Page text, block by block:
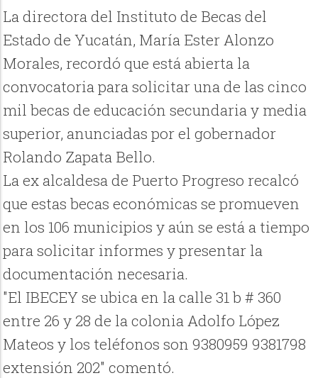
La directora del Instituto de Becas del
Estado de Yucatán, María Ester Alonzo
Morales, recordó que está abierta la
convocatoria para solicitar una de las cinco
mil becas de educación secundaria y media
superior, anunciadas por el gobernador
Rolando Zapata Bello.
La ex alcaldesa de Puerto Progreso recalcó
que estas becas económicas se promueven
en los 106 municipios y aún se está a tiempo
para solicitar informes y presentar la
documentación necesaria.
"El IBECEY se ubica en la calle 31 b # 360
entre 26 y 28 de la colonia Adolfo López
Mateos y los teléfonos son 9380959 9381798
extensión 202" comentó.